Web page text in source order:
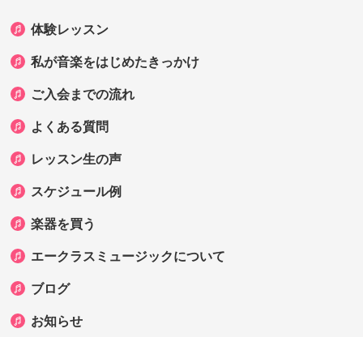
体験レッスン
私が音楽をはじめたきっかけ
ご入会までの流れ
よくある質問
レッスン生の声
スケジュール例
楽器を買う
エークラスミュージックについて
ブログ
お知らせ